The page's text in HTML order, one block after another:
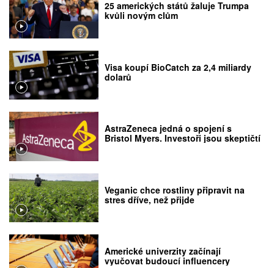
25 amerických států žaluje Trumpa
kvůli novým clům
Visa koupí BioCatch za 2,4 miliardy
dolarů
AstraZeneca jedná o spojení s
Bristol Myers. Investoři jsou skeptičtí
Veganic chce rostliny připravit na
stres dříve, než přijde
Americké univerzity začínají
vyučovat budoucí influencery